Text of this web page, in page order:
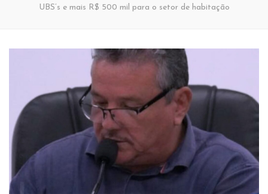
UBS’s e mais R$ 500 mil para o setor de habitação